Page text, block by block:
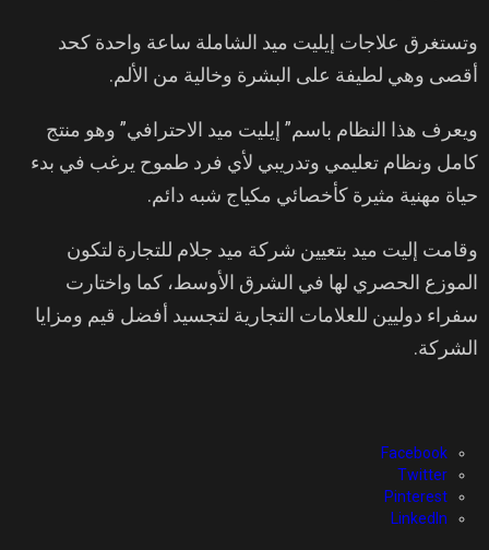
وتستغرق علاجات إيليت ميد الشاملة ساعة واحدة كحد
أقصى وهي لطيفة على البشرة وخالية من الألم.
ويعرف هذا النظام باسم” إيليت ميد الاحترافي” وهو منتج
كامل ونظام تعليمي وتدريبي لأي فرد طموح يرغب في بدء
حياة مهنية مثيرة كأخصائي مكياج شبه دائم.
وقامت إليت ميد بتعيين شركة ميد جلام للتجارة لتكون
الموزع الحصري لها في الشرق الأوسط، كما واختارت
سفراء دوليين للعلامات التجارية لتجسيد أفضل قيم ومزايا
الشركة.
Facebook
Twitter
Pinterest
LinkedIn